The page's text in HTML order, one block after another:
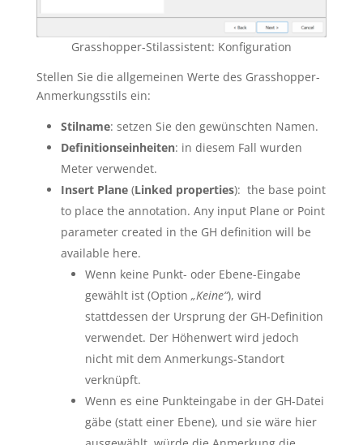
Grasshopper-Stilassistent: Konfiguration
Stellen Sie die allgemeinen Werte des Grasshopper-
Anmerkungsstils ein:
Stilname: setzen Sie den gewünschten Namen.
Definitionseinheiten: in diesem Fall wurden
Meter verwendet.
Insert Plane(Linked properties): the base point
to place the annotation. Any input Plane or Point
parameter created in the GH definition will be
available here.
Wenn keine Punkt- oder Ebene-Eingabe
gewählt ist (Option „Keine“), wird
stattdessen der Ursprung der GH-Definition
verwendet. Der Höhenwert wird jedoch
nicht mit dem Anmerkungs-Standort
verknüpft.
Wenn es eine Punkteingabe in der GH-Datei
gäbe (statt einer Ebene), und sie wäre hier